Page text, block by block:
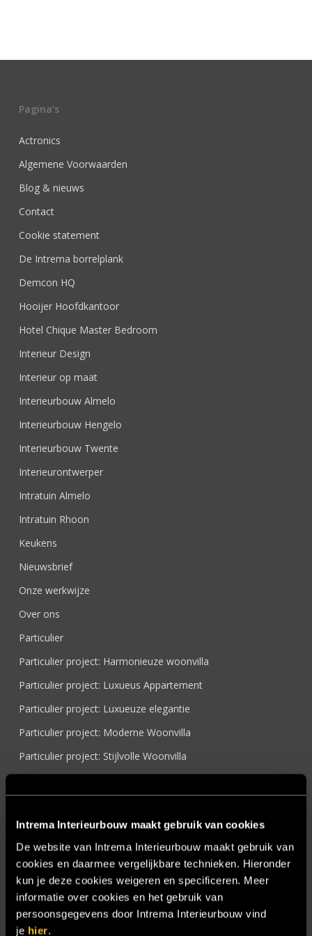
Intrema Interieurbouw maakt gebruik van cookies
De website van Intrema Interieurbouw maakt gebruik van
cookies en daarmee vergelijkbare technieken. Hieronder
kun je deze cookies weigeren en specificeren. Meer
informatie over cookies en het gebruik van
persoonsgegevens door Intrema Interieurbouw vind
je hier.
Pagina’s
Actronics
Algemene Voorwaarden
Blog & nieuws
Contact
Cookie statement
De Intrema borrelplank
Demcon HQ
Hooijer Hoofdkantoor
Hotel Chique Master Bedroom
Interieur Design
Interieur op maat
Interieurbouw Almelo
Interieurbouw Hengelo
Interieurbouw Twente
Interieurontwerper
Intratuin Almelo
Intratuin Rhoon
Keukens
Nieuwsbrief
Onze werkwijze
Over ons
Particulier
Particulier project: Harmonieuze woonvilla
Particulier project: Luxueus Appartement
Particulier project: Luxueuze elegantie
Particulier project: Moderne Woonvilla
Particulier project: Stijlvolle Woonvilla
Referenties
Samenwerken
Sensire
Showroom
SIDN